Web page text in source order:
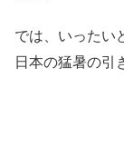
では、いったい
日本の猛暑の引